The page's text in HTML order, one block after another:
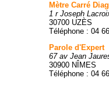
Mètre Carré
1 r Joseph
30700 UZÈS
Téléphone : 04
Parole d'Expert
67 av Jean
30900 NÎMES
Téléphone : 04